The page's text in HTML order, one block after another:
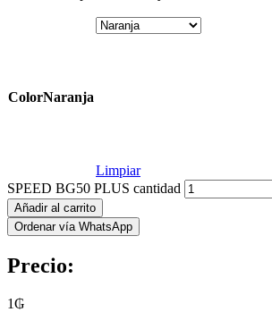
ColorNaranja
Limpiar
SPEED BG50 PLUS cantidad
Añadir al carrito
Ordenar vía WhatsApp
Precio:
1₲